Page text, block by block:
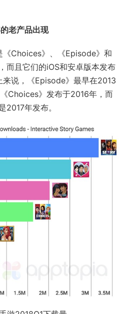
老产品出现
《Choices》、《Episode》和
而且它们的iOS和安卓版本发布
来说，《Episode》最早在2013
Choices》发布于2016年，而
2017年发布。